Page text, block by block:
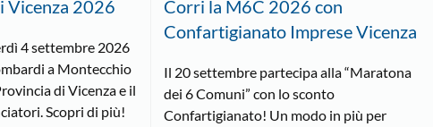
Vicenza 2026
4 settembre 2026
a Montecchio
di Vicenza e il
Scopri di più!
Corri la M6C 2026 con
Confartigianato Imprese Vicenza
Il 20 settembre partecipa alla “Maratona
dei 6 Comuni” con lo sconto
Confartigianato! Un modo in più per